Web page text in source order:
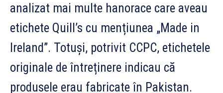
analizat mai multe hanorace care aveau
etichete Quill’s cu mențiunea „Made in
Ireland”. Totuși, potrivit CCPC, etichetele
originale de întreținere indicau că
produsele erau fabricate în Pakistan.